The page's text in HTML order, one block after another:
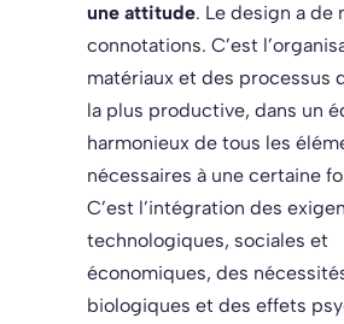
une attitude. Le design a de
connotations. C’est
matériaux et des processus
la plus productive, dans un
harmonieux de tous les
nécessaires à une certaine
C’est l’intégration des
technologiques, sociales et
économiques, des
biologiques et des effets